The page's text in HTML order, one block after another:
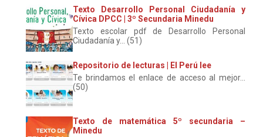
Texto Desarrollo Personal Ciudadanía y
Cívica DPCC | 3º Secundaria Minedu
Texto escolar pdf de Desarrollo Personal
Ciudadanía y... (51)
Repositorio de lecturas | El Perú lee
Te brindamos el enlace de acceso al mejor...
(50)
Texto de matemática 5º secundaria –
Minedu